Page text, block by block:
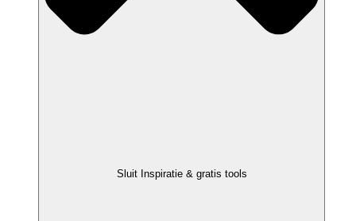
Sluit Inspiratie & gratis tools